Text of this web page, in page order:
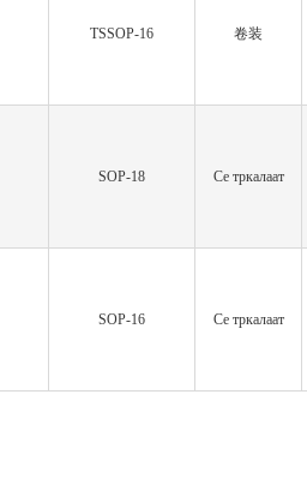
TSSOP-16 卷装
SOP-18 Се тркалаат
SOP-16 Се тркалаат